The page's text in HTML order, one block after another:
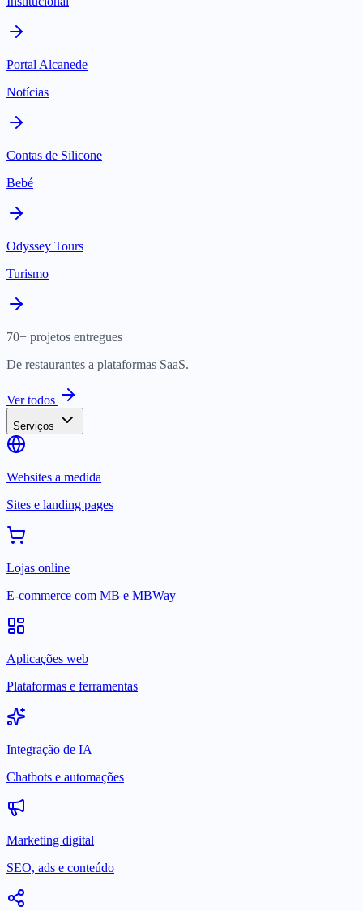
Portal Alcanede
Notícias
Contas de Silicone
Bebé
Odyssey Tours
Turismo
70+ projetos entregues
De restaurantes a plataformas SaaS.
Ver todos
Serviços
Websites a medida
Sites e landing pages
Lojas online
E-commerce com MB e MBWay
Aplicações web
Plataformas e ferramentas
Integração de IA
Chatbots e automações
Marketing digital
SEO, ads e conteúdo